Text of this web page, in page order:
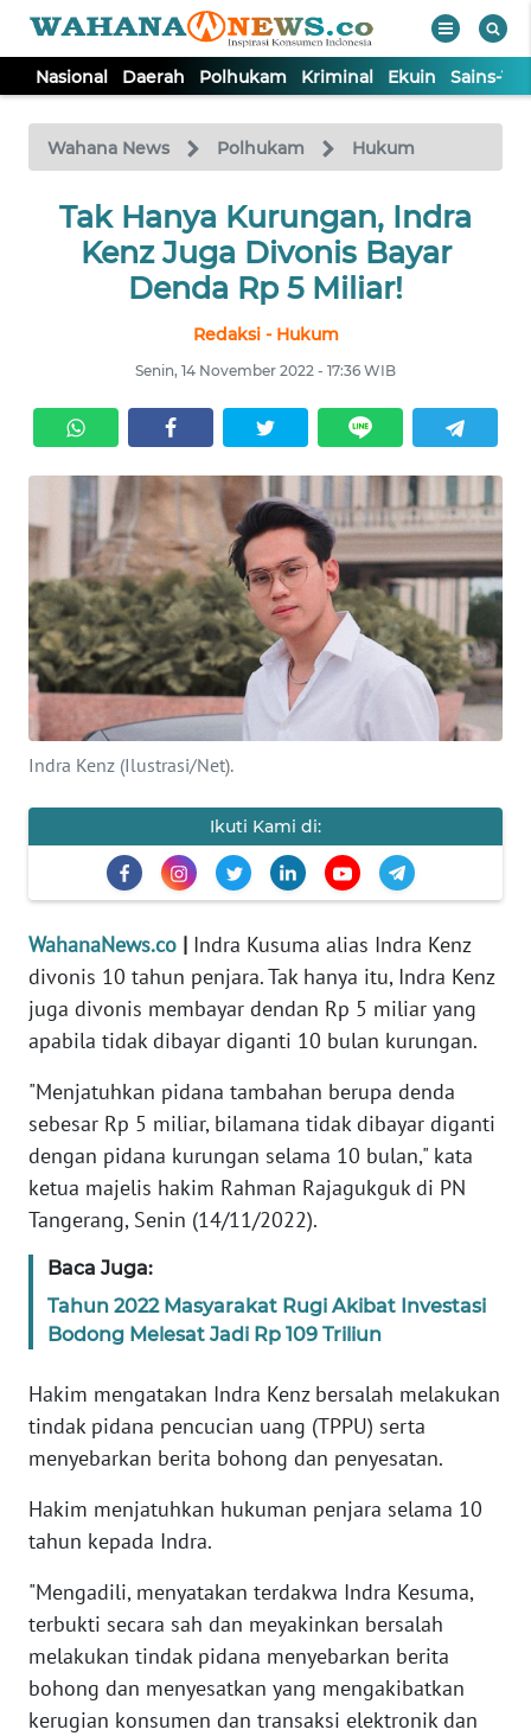
Nasional Daerah Polhukam Kriminal Ekuin Sains-
Wahana News Polhukam Hukum
Tak Hanya Kurungan, Indra
Kenz Juga Divonis Bayar
Denda Rp 5 Miliar!
Redaksi - Hukum
Senin, 14 November 2022 - 17:36 WIB
Indra Kenz (Ilustrasi/Net).
Ikuti Kami di:
WahanaNews.co | Indra Kusuma alias Indra Kenz
divonis 10 tahun penjara. Tak hanya itu, Indra Kenz
juga divonis membayar dendan Rp 5 miliar yang
apabila tidak dibayar diganti 10 bulan kurungan.
"Menjatuhkan pidana tambahan berupa denda
sebesar Rp 5 miliar, bilamana tidak dibayar diganti
dengan pidana kurungan selama 10 bulan," kata
ketua majelis hakim Rahman Rajagukguk di PN
Tangerang, Senin (14/11/2022).
Baca Juga:
Tahun 2022 Masyarakat Rugi Akibat Investasi
Bodong Melesat Jadi Rp 109 Triliun
Hakim mengatakan Indra Kenz bersalah melakukan
tindak pidana pencucian uang (TPPU) serta
menyebarkan berita bohong dan penyesatan.
Hakim menjatuhkan hukuman penjara selama 10
tahun kepada Indra.
"Mengadili, menyatakan terdakwa Indra Kesuma,
terbukti secara sah dan meyakinkan bersalah
melakukan tindak pidana menyebarkan berita
bohong dan menyesatkan yang mengakibatkan
kerugian konsumen dan transaksi elektronik dan
TV
Tutup
NASIONAL
KRIMINAL
EKUIN
SAINS-TEKNO
KESEHATAN
INTERNASIONAL
SERBA-SERBI
PENDIDIKAN
OLAHRAGA
OPINI
EDITORIAL
INDEKS
BERITA
KONTAK
KAMI
INFO
IKLAN
TENTANG
PEDOMAN
MEDIA
SIBER
REDAKSI
KARIR
DISCLAIMER